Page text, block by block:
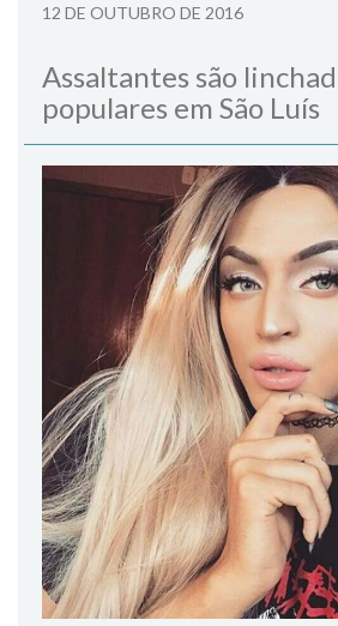
12 DE OUTUBRO DE 2016
Assaltantes são
populares em São Luís